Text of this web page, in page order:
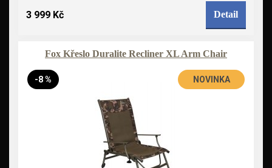
3 999 Kč Detail
Fox Křeslo Duralite Recliner XL Arm Chair
-8 % NOVINKA